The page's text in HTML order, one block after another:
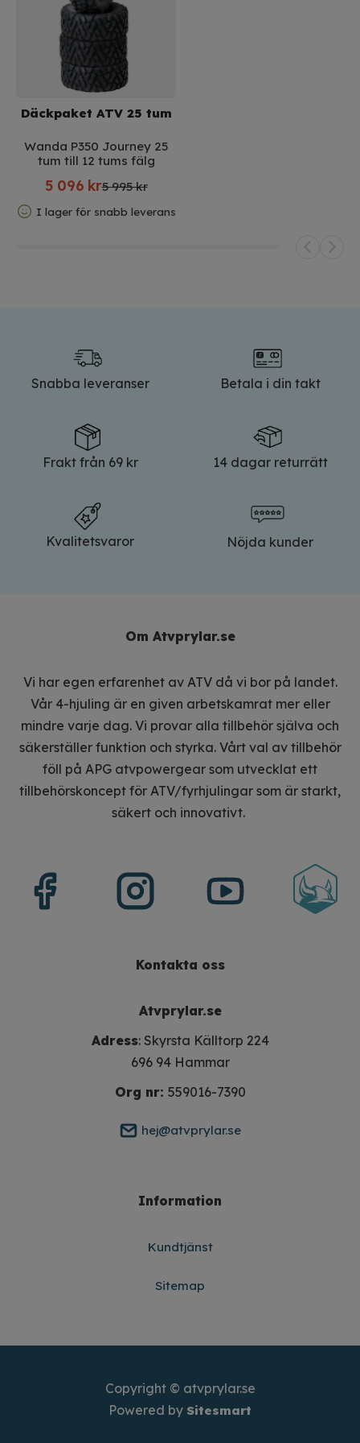
Däckpaket ATV 25 tum
Wanda P350 Journey 25
tum till 12 tums fälg
5 096 kr5 995 kr
I lager för snabb leverans
Snabba leveranser Betala i din takt
Frakt från 69 kr 14 dagar returrätt
Kvalitetsvaror Nöjda kunder
Om Atvprylar.se
Vi har egen erfarenhet av ATV då vi bor på landet.
Vår 4-hjuling är en given arbetskamrat mer eller
mindre varje dag. Vi provar alla tillbehör själva och
säkerställer funktion och styrka. Vårt val av tillbehör
föll på APG atvpowergear som utvecklat ett
tillbehörskoncept för ATV/fyrhjulingar som är starkt,
säkert och innovativt.
Kontakta oss
Atvprylar.se
Adress: Skyrsta Källtorp 224
696 94 Hammar
Org nr: 559016-7390
hej@atvprylar.se
Information
Kundtjänst
Sitemap
Copyright © atvprylar.se
Powered by Sitesmart